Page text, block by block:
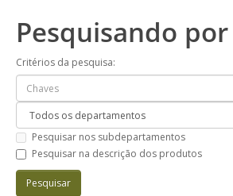
Pesquisando por
Critérios da pesquisa:
Pesquisar nos subdepartamentos
Pesquisar na descrição dos produtos